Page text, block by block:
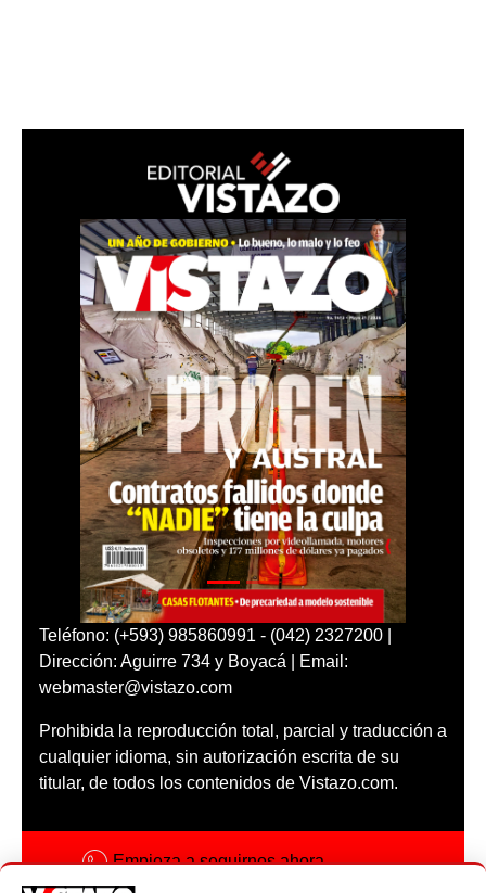
Teléfono: (+593) 985860991 - (042) 2327200 |
Dirección: Aguirre 734 y Boyacá | Email:
webmaster@vistazo.com
Prohibida la reproducción total, parcial y traducción a
cualquier idioma, sin autorización escrita de su
titular, de todos los contenidos de Vistazo.com.
Empieza a seguirnos ahora